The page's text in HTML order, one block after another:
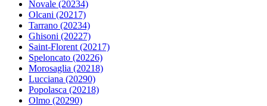
Novale (20234)
Olcani (20217)
Tarrano (20234)
Ghisoni (20227)
Saint-Florent (20217)
Speloncato (20226)
Morosaglia (20218)
Lucciana (20290)
Popolasca (20218)
Olmo (20290)